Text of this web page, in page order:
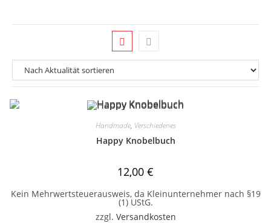
Handmade, Verschiedenes
Happy Knobelbuch
12,00 €
Kein Mehrwertsteuerausweis, da Kleinunternehmer nach §19
(1) UStG.
zzgl. Versandkosten